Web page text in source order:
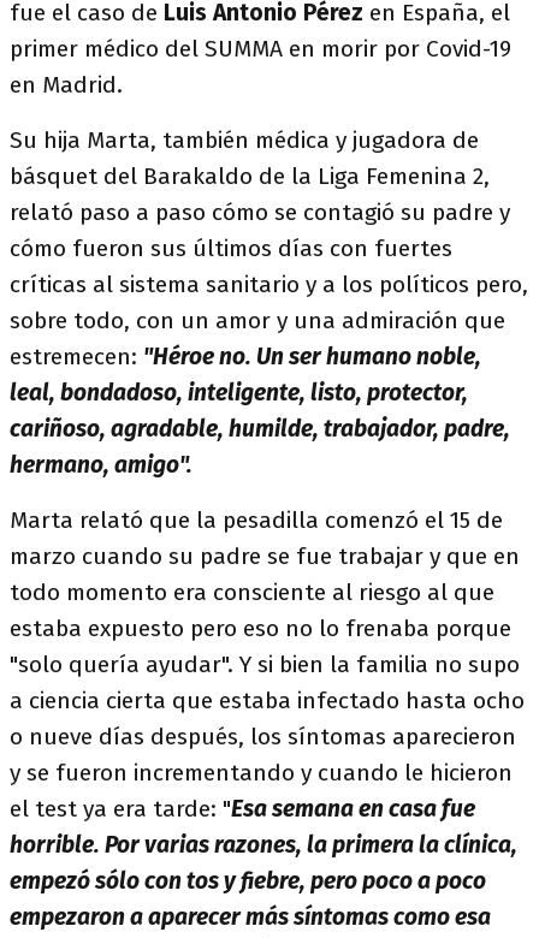
fue el caso de Luis Antonio Pérez en España, el
primer médico del SUMMA en morir por Covid-19
en Madrid.
Su hija Marta, también médica y jugadora de
básquet del Barakaldo de la Liga Femenina 2,
relató paso a paso cómo se contagió su padre y
cómo fueron sus últimos días con fuertes
críticas al sistema sanitario y a los políticos pero,
sobre todo, con un amor y una admiración que
estremecen: "Héroe no. Un ser humano noble,
leal, bondadoso, inteligente, listo, protector,
cariñoso, agradable, humilde, trabajador, padre,
hermano, amigo".
Marta relató que la pesadilla comenzó el 15 de
marzo cuando su padre se fue trabajar y que en
todo momento era consciente al riesgo al que
estaba expuesto pero eso no lo frenaba porque
"solo quería ayudar". Y si bien la familia no supo
a ciencia cierta que estaba infectado hasta ocho
o nueve días después, los síntomas aparecieron
y se fueron incrementando y cuando le hicieron
el test ya era tarde: "Esa semana en casa fue
horrible. Por varias razones, la primera la clínica,
empezó sólo con tos y fiebre, pero poco a poco
empezaron a aparecer más síntomas como esa